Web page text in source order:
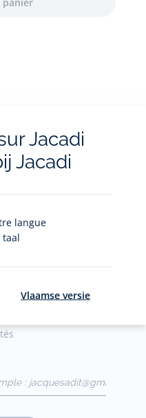
Les
Jacadi
Jacadi
langue
taal
Vlaamse versie